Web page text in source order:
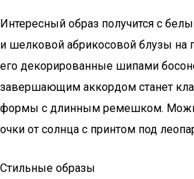
Интересный образ получится с
и шелковой абрикосовой блузы на
его декорированные шипами
завершающим аккордом станет
формы с длинным ремешком.
очки от солнца с принтом под
Стильные образы